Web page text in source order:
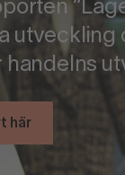
utveckling
handelns
här